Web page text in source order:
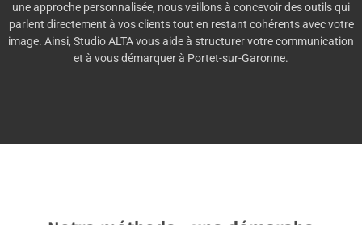
une approche personnalisée, nous veillons à concevoir des outils qui
parlent directement à vos clients tout en restant cohérents avec votre
image. Ainsi, Studio ALTA vous aide à structurer votre communication
et à vous démarquer à Portet-sur-Garonne.